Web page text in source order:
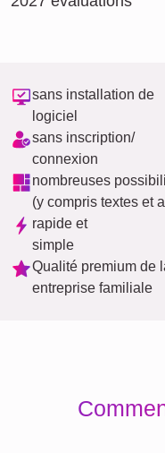
sans installation de
logiciel
sans inscription/
connexion
nombreuses
(y compris textes et
rapide et
simple
Qualité premium de
entreprise familiale